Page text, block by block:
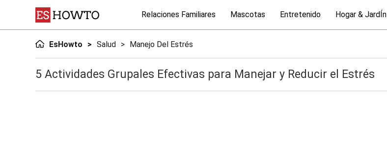
Relaciones Familiares Mascotas Entretenido Hogar & JardÍn
EsHowto Salud Manejo Del Estrés
5 Actividades Grupales Efectivas para Manejar y Reducir el Estrés